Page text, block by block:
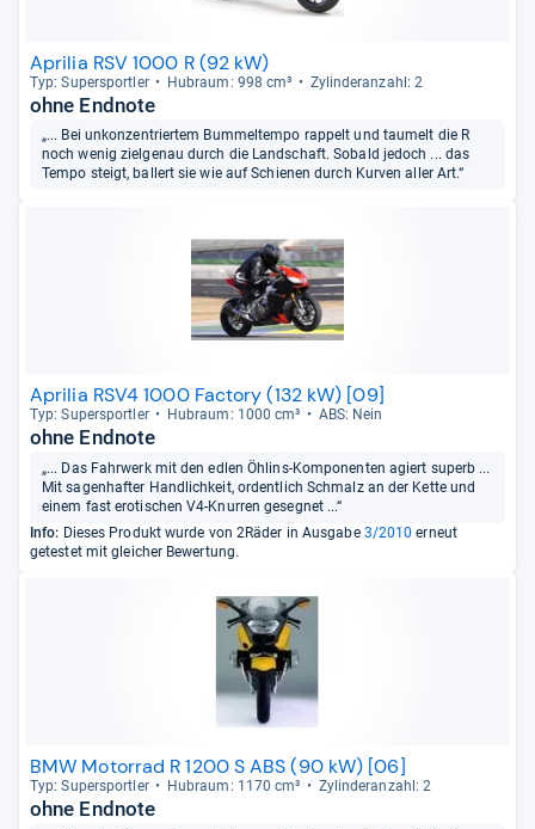
Aprilia RSV 1000 R (92 kW)
Typ: Super­sport­ler Hub­raum: 998 cm³ Zylin­deran­zahl: 2
ohne Endnote
„... Bei unkonzentriertem Bummeltempo rappelt und taumelt die R
noch wenig zielgenau durch die Landschaft. Sobald jedoch ... das
Tempo steigt, ballert sie wie auf Schienen durch Kurven aller Art.“
Aprilia RSV4 1000 Factory (132 kW) [09]
Typ: Super­sport­ler Hub­raum: 1000 cm³ ABS: Nein
ohne Endnote
„... Das Fahrwerk mit den edlen Öhlins-Komponenten agiert superb ...
Mit sagenhafter Handlichkeit, ordentlich Schmalz an der Kette und
einem fast erotischen V4-Knurren gesegnet ...“
Info: Dieses Produkt wurde von 2Räder in Ausgabe 3/2010 erneut
getestet mit gleicher Bewertung.
BMW Motorrad R 1200 S ABS (90 kW) [06]
Typ: Super­sport­ler Hub­raum: 1170 cm³ Zylin­deran­zahl: 2
ohne Endnote